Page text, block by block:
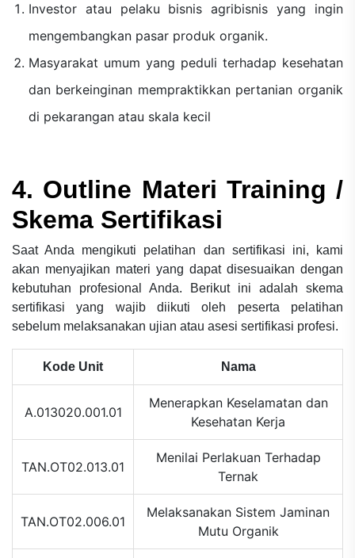
Investor atau pelaku bisnis agribisnis yang ingin
mengembangkan pasar produk organik.
Masyarakat umum yang peduli terhadap kesehatan
dan berkeinginan mempraktikkan pertanian organik
di pekarangan atau skala kecil
4. Outline Materi Training /
Skema Sertifikasi
Saat Anda mengikuti pelatihan dan sertifikasi ini, kami
akan menyajikan materi yang dapat disesuaikan dengan
kebutuhan profesional Anda. Berikut ini adalah skema
sertifikasi yang wajib diikuti oleh peserta pelatihan
sebelum melaksanakan ujian atau asesi sertifikasi profesi.
Kode Unit Nama
A.013020.001.01
Menerapkan Keselamatan dan
Kesehatan Kerja
TAN.OT02.013.01
Menilai Perlakuan Terhadap
Ternak
TAN.OT02.006.01
Melaksanakan Sistem Jaminan
Mutu Organik